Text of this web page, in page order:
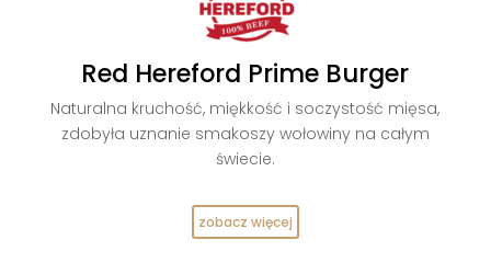
Red Hereford Prime Burger
Naturalna kruchość, miękkość i soczystość mięsa,
zdobyła uznanie smakoszy wołowiny na całym
świecie.
zobacz więcej